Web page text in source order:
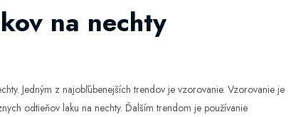
na nechty
Jedným z najobľúbenejších trendov je vzorovanie. Vzorovanie je
odtieňov laku na nechty. Ďalším trendom je používanie